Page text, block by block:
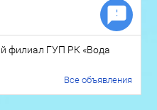
филиал ГУП РК «Вода
Все объявления